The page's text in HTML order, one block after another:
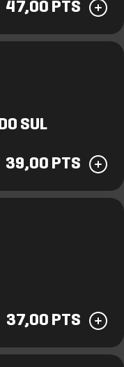
47,00 PTS
SUL
39,00 PTS
37,00 PTS